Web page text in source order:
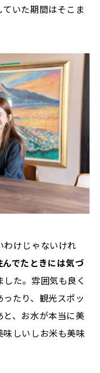
いた期間はそこま
わけじゃないけれ
んでたときには気づ
た。雰囲気も良く
たり、観光スポッ
と、お水が本当に美
しいしお米も美味